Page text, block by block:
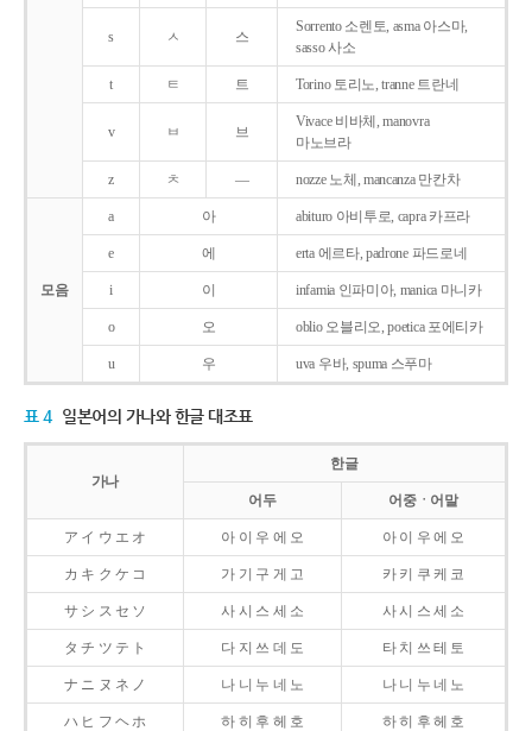
s ㅅ 스
Sorrento 소렌토, asma 아스마,
sasso 사소
t ㅌ 트 Torino 토리노, tranne 트란네
v ㅂ 브
Vivace 비바체, manovra
마노브라
z ㅊ ― nozze 노체, mancanza 만칸차
모음
a 아 abituro 아비투로, capra 카프라
e 에 erta 에르타, padrone 파드로네
i 이 infamia 인파미아, manica 마니카
o 오 oblio 오블리오, poetica 포에티카
u 우 uva 우바, spuma 스푸마
표 4 일본어의 가나와 한글 대조표
가나
한글
어두 어중ㆍ어말
ア イ ウ エ オ 아 이 우 에 오 아 이 우 에 오
カ キ ク ケ コ 가 기 구 게 고 카 키 쿠 케 코
サ シ ス セ ソ 사 시 스 세 소 사 시 스 세 소
タ チ ツ テ ト 다 지 쓰 데 도 타 치 쓰 테 토
ナ ニ ヌ ネ ノ 나 니 누 네 노 나 니 누 네 노
ハ ヒ フ ヘ ホ 하 히 후 헤 호 하 히 후 헤 호